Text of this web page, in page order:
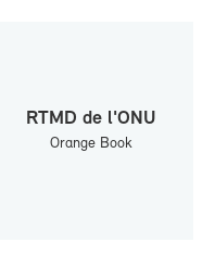
RTMD de l'ONU
Orange Book